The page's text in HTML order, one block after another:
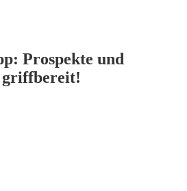
Prospekte und
griffbereit!